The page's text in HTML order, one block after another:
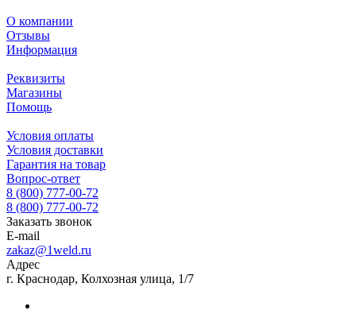
О компании
Отзывы
Информация
Реквизиты
Магазины
Помощь
Условия оплаты
Условия доставки
Гарантия на товар
Вопрос-ответ
8 (800) 777-00-72
8 (800) 777-00-72
Заказать звонок
E-mail
zakaz@1weld.ru
Адрес
г. Краснодар, Колхозная улица, 1/7